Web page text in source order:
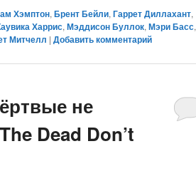
Хэмптон,Брент Бейли,Гаррет Диллахант,
Харрис,Мэддисон Буллок,Мэри Басс,
Митчелл |Добавить комментарий
не
Dead Don’t